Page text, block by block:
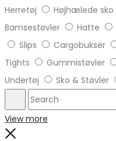
Herretøj
Højhælede sko
Bamsestøvler
Hatte
Slips
Cargobukser
Tights
Gummistøvler
Undertøj
Sko & Støvler
Search
View more